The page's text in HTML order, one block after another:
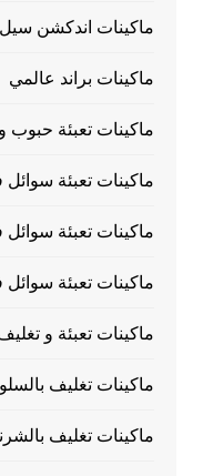
ماكينات اندكشن سيل
ماكينات براند عالمي
ماكينات تعبئة حبوب
ماكينات تعبئة
ماكينات تعبئة
ماكينات تعبئة
ماكينات تعبئة و
ماكينات تغليف
ماكينات تغليف